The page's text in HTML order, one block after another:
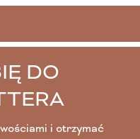
DO
i otrzymać